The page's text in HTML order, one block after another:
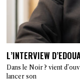
L’INTERVIEW
Dans le Noir ? vient
lancer son